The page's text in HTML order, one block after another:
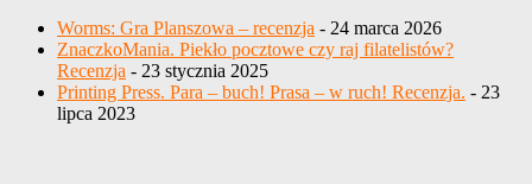
Worms: Gra Planszowa – recenzja - 24 marca 2026
ZnaczkoMania. Piekło pocztowe czy raj filatelistów?
Recenzja - 23 stycznia 2025
Printing Press. Para – buch! Prasa – w ruch! Recenzja. - 23
lipca 2023